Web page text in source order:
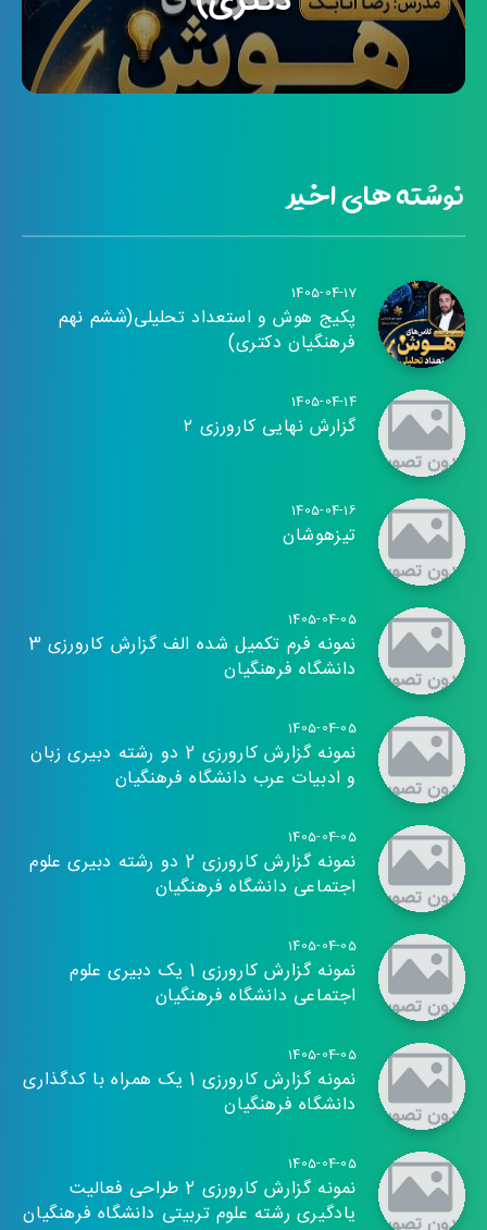
نوشته های اخیر
1405-04-17
پکیج هوش و استعداد تحلیلی(ششم نهم
فرهنگیان دکتری)
1405-04-14
گزارش نهایی کارورزی ۲
1405-04-16
تیزهوشان
1405-04-05
نمونه فرم تکمیل شده الف گزارش کارورزی 3
دانشگاه فرهنگیان
1405-04-05
نمونه گزارش کارورزی 2 دو رشته دبیری زبان
و ادبیات عرب دانشگاه فرهنگیان
1405-04-05
نمونه گزارش کارورزی 2 دو رشته دبیری علوم
اجتماعی دانشگاه فرهنگیان
1405-04-05
نمونه گزارش کارورزی 1 یک دبیری علوم
اجتماعی دانشگاه فرهنگیان
1405-04-05
نمونه گزارش کارورزی 1 یک همراه با کدگذاری
دانشگاه فرهنگیان
1405-04-05
نمونه گزارش کارورزی 2 طراحی فعالیت
یادگیری رشته علوم تربیتی دانشگاه فرهنگیان